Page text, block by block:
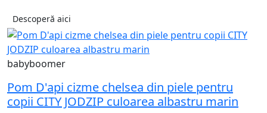
Descoperă aici
babyboomer
Pom D'api cizme chelsea din piele pentru
copii CITY JODZIP culoarea albastru marin